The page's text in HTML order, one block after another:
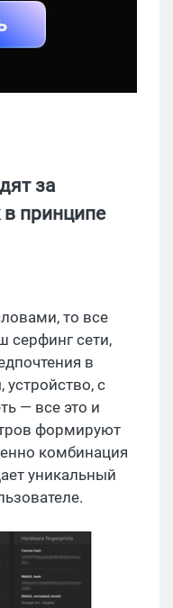
за
принципе
то все
серфинг сети,
в
с
— все это и
формируют
комбинация
уникальный